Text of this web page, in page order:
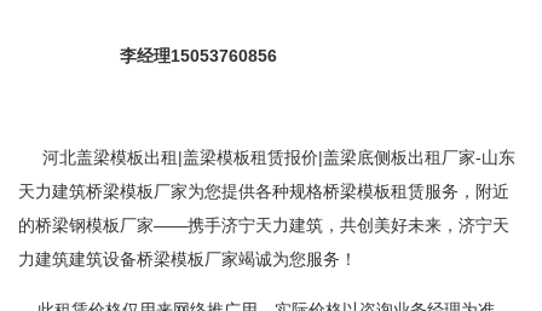
李经理15053760856
河北盖梁模板出租|盖梁模板租赁报价|盖梁底侧板出租厂家-山东
天力建筑桥梁模板厂家为您提供各种规格桥梁模板租赁服务，附近
的桥梁钢模板厂家——携手济宁天力建筑，共创美好未来，济宁天
力建筑建筑设备桥梁模板厂家竭诚为您服务！